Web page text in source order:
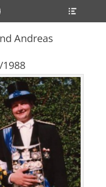
Andreas